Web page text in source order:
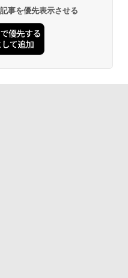
事を優先表示させる